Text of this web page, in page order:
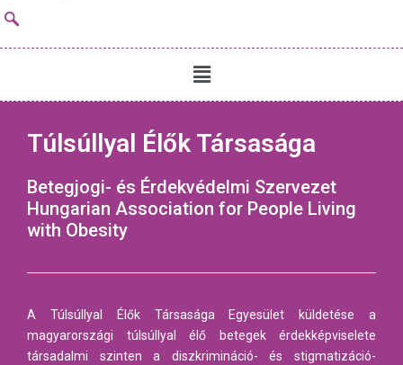
Túlsúllyal Élők Társasága
Betegjogi- és Érdekvédelmi Szervezet
Hungarian Association for People Living
with Obesity
A Túlsúllyal Élők Társasága Egyesület küldetése a
magyarországi túlsúllyal élő betegek érdekképviselete
társadalmi szinten a diszkrimináció- és stigmatizáció-